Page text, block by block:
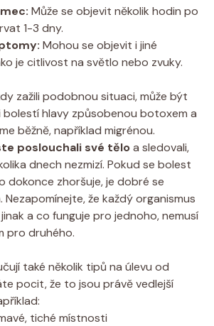
Může se objevit několik hodin po
1-3 dny.
Mohou se objevit i jiné
je citlivost na světlo nebo zvuky.
zažili podobnou situaci, může být
bolestí hlavy způsobenou botoxem a
běžně, například migrénou.
poslouchali své těloa sledovali,
dnech nezmizí. Pokud se bolest
dokonce zhoršuje, je dobré se
že každý organismus
a co funguje pro jednoho, nemusí
pro druhého.
také několik tipů na úlevu od
pocit, že to jsou právě vedlejší
tiché místnosti